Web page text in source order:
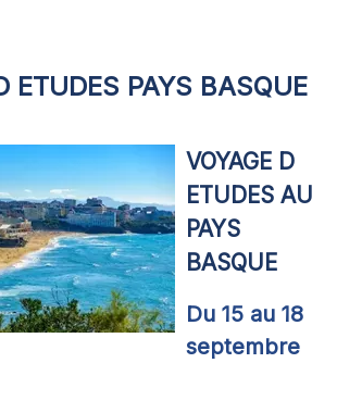
ETUDES PAYS BASQUE
VOYAGE D
ETUDES AU
PAYS
BASQUE
Du 15 au 18
septembre